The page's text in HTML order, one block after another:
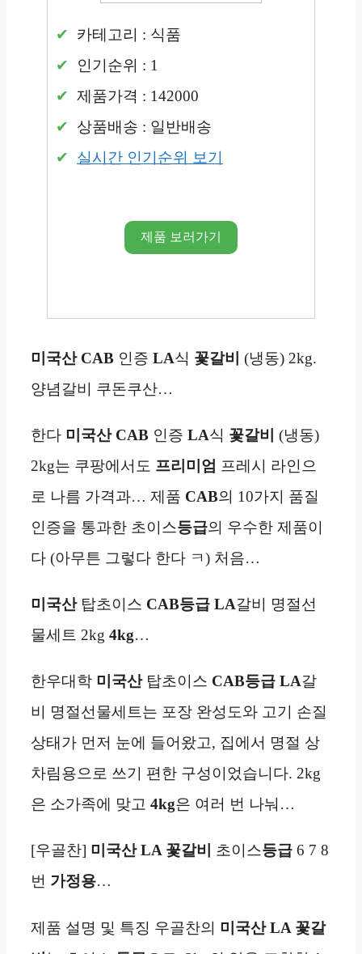
카테고리 : 식품
인기순위 : 1
제품가격 : 142000
상품배송 : 일반배송
실시간 인기순위 보기
제품 보러가기
미국산 CAB 인증 LA식 꽃갈비
(냉동) 2kg.
양념갈비 쿠돈쿠산…
한다 미국산 CAB 인증 LA식 꽃갈비
(냉동)
2kg는 쿠팡에서도 프리미엄 프레시 라인으
로 나름 가격과… 제품 CAB의 10가지 품질
인증을 통과한 초이스등급의 우수한 제품이
다 (아무튼 그렇다 한다 ㅋ) 처음…
미국산탑초이스 CAB등급 LA갈비 명절선
물세트 2kg 4kg…
한우대학 미국산탑초이스 CAB등급 LA갈
비 명절선물세트는 포장 완성도와 고기 손질
상태가 먼저 눈에 들어왔고, 집에서 명절 상
차림용으로 쓰기 편한 구성이었습니다. 2kg
은 소가족에 맞고 4kg은 여러 번 나눠…
[우골찬] 미국산 LA 꽃갈비 초이스등급 6 7 8
번 가정용…
제품 설명 및 특징 우골찬의 미국산 LA 꽃갈